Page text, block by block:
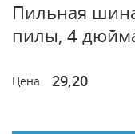
Пильная
пилы, 4
Цена 29,20